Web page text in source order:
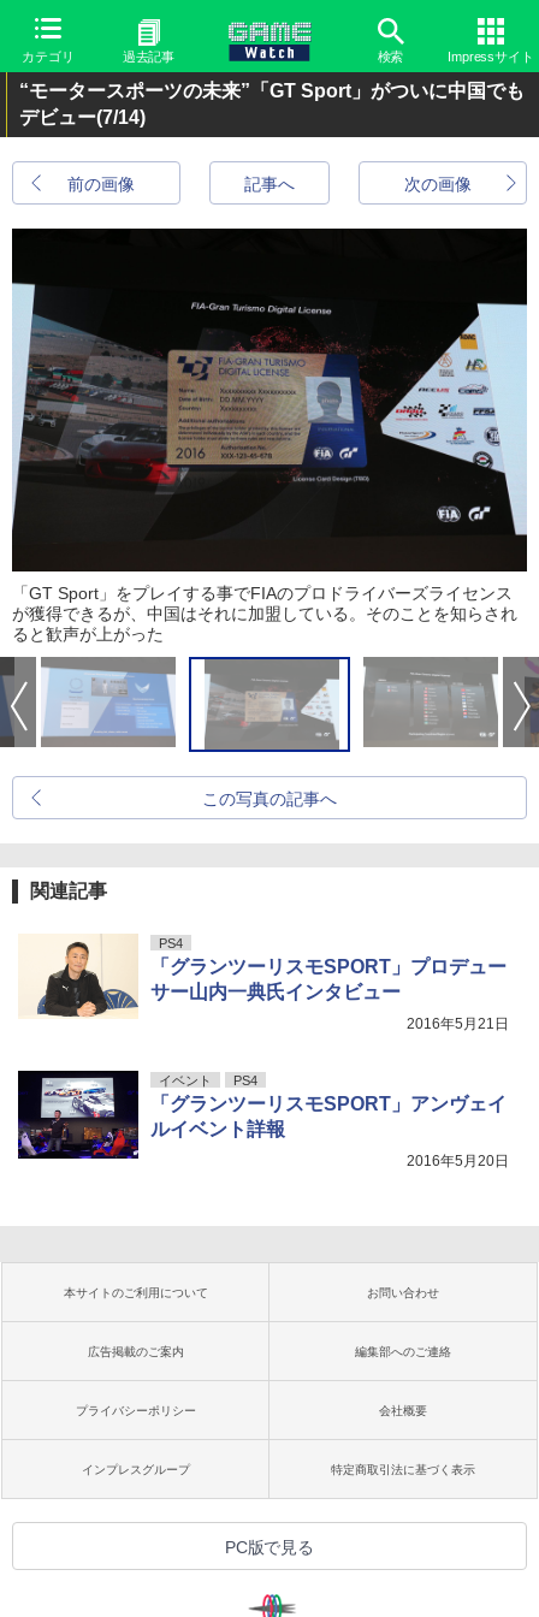
カテゴリ 過去記事 検索 Impressサイト
“モータースポーツの未来”「GT Sport」がついに中国でも
デビュー(7/14)
前の画像 次の画像
記事へ
「GT Sport」をプレイする事でFIAのプロドライバーズライセンス
が獲得できるが、中国はそれに加盟している。そのことを知らされ
ると歓声が上がった
この写真の記事へ
関連記事
PS4
「グランツーリスモSPORT」プロデュー
サー山内一典氏インタビュー
2016年5月21日
イベント PS4
「グランツーリスモSPORT」アンヴェイ
ルイベント詳報
2016年5月20日
本サイトのご利用について お問い合わせ
広告掲載のご案内 編集部へのご連絡
プライバシーポリシー 会社概要
インプレスグループ 特定商取引法に基づく表示
PC版で見る